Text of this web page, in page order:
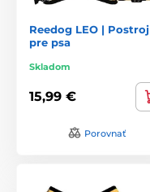
Reedog LEO | Postroj
pre psa
Skladom
15,99 €
Porovnať